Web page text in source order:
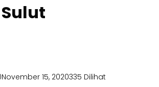
November 15, 2020335 Dilihat